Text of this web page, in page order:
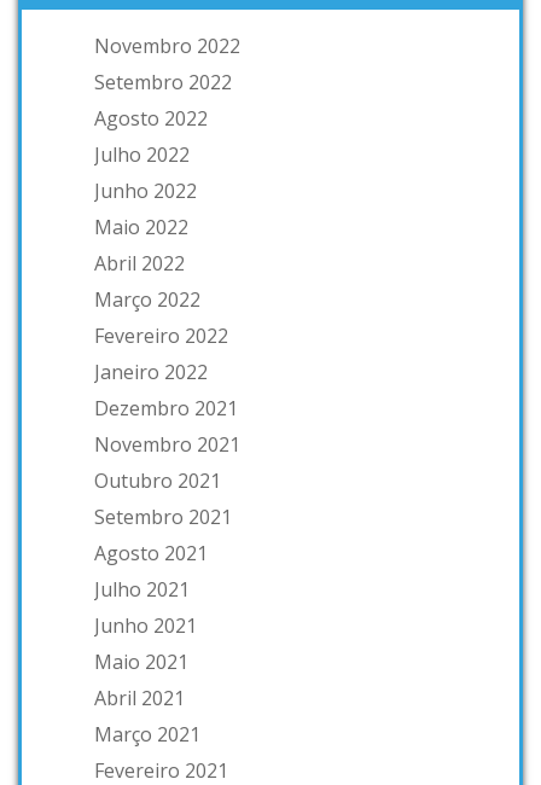
Novembro 2022
Setembro 2022
Agosto 2022
Julho 2022
Junho 2022
Maio 2022
Abril 2022
Março 2022
Fevereiro 2022
Janeiro 2022
Dezembro 2021
Novembro 2021
Outubro 2021
Setembro 2021
Agosto 2021
Julho 2021
Junho 2021
Maio 2021
Abril 2021
Março 2021
Fevereiro 2021